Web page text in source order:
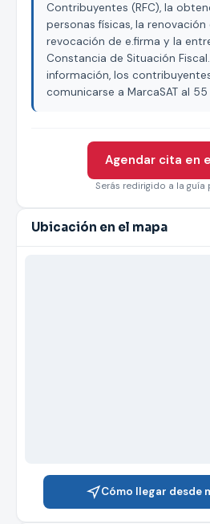
Contribuyentes (RFC), la
personas físicas, la renovación
revocación de e.firma y la
Constancia de Situación
información, los
comunicarse a MarcaSAT al 55
Agendar cita en
Serás redirigido a la guía
Ubicación en el mapa
Cómo llegar desde